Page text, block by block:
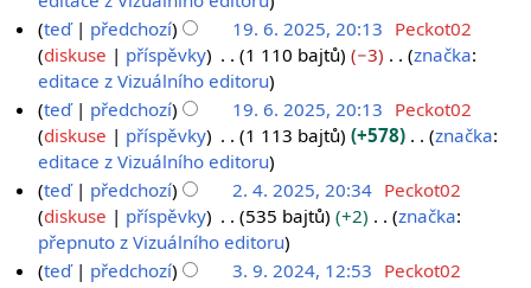
e
a
c
e
e
d
i
a
c
e
5
u
t
í
e
d
i
a
c
e
h
r
n
u
t
í
e
d
i
t
e
z
s
h
r
n
u
t
í
e
teď
předchozí 19. 6. 2025, 20:13 Peckot02
diskuse
příspěvky 1 110 bajtů
−3
B
e
z
s
h
r
n
u
značka:
editace z Vizuálního editoru
teď
předchozí 19. 6. 2025, 20:13 Peckot02
diskuse
příspěvky 1 113 bajtů
+578
B
e
z
s
h
značka:
editace z Vizuálního editoru
4
teď předchozí 2. 4. 2025, 20:34 Peckot02
diskuse
příspěvky 535 bajtů
+2
B
e
značka:
přepnuto z Vizuálního editoru
teď předchozí 3. 9. 2024, 12:53 Peckot02